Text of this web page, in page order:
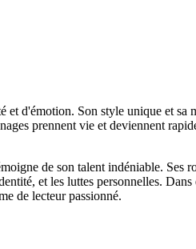
d'émotion. Son style unique et sa
prennent vie et deviennent
de son talent indéniable. Ses
et les luttes personnelles.
de lecteur passionné.